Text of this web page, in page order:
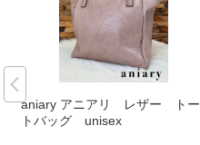
aniary アニアリ レザー トー
トバッグ unisex